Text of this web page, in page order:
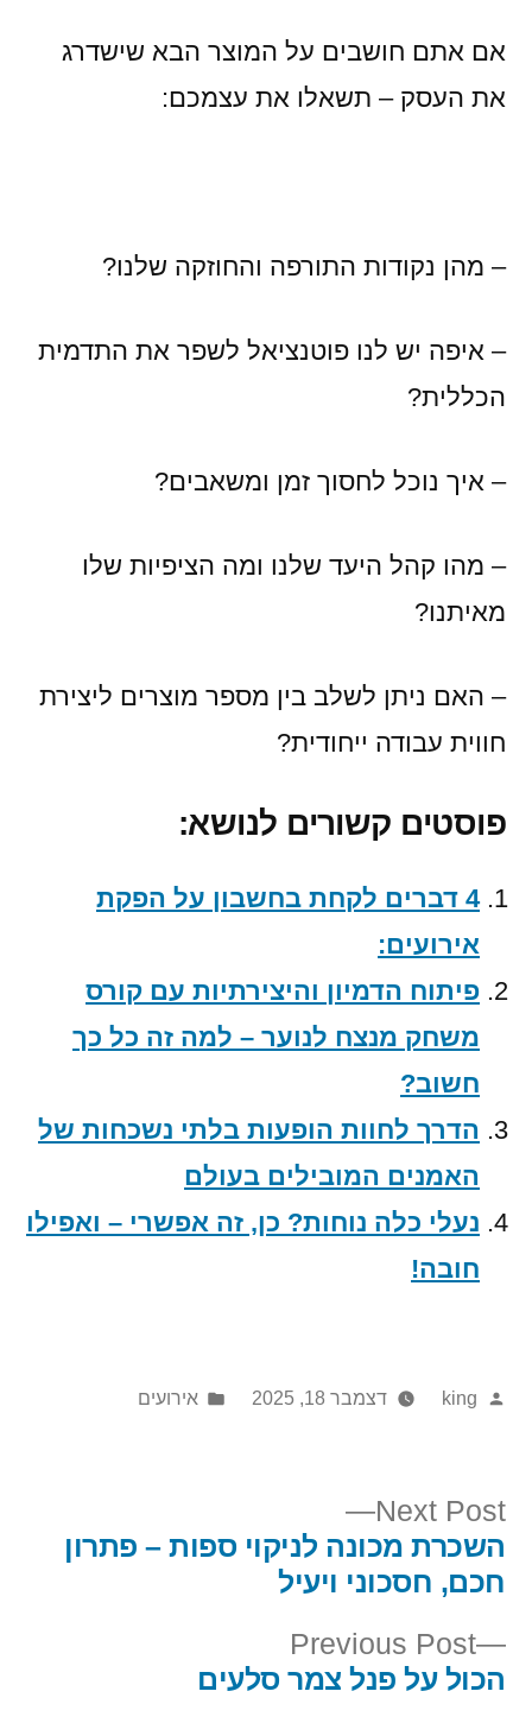
אם אתם חושבים על המוצר הבא שישדרג
את העסק – תשאלו את עצמכם:
– מהן נקודות התורפה והחוזקה שלנו?
– איפה יש לנו פוטנציאל לשפר את התדמית
הכללית?
– איך נוכל לחסוך זמן ומשאבים?
– מהו קהל היעד שלנו ומה הציפיות שלו
מאיתנו?
– האם ניתן לשלב בין מספר מוצרים ליצירת
חווית עבודה ייחודית?
פוסטים קשורים לנושא:
4 דברים לקחת בחשבון על הפקת
אירועים:
פיתוח הדמיון והיצירתיות עם קורס
משחק מנצח לנוער – למה זה כל כך
חשוב?
הדרך לחוות הופעות בלתי נשכחות של
האמנים המובילים בעולם
נעלי כלה נוחות? כן, זה אפשרי – ואפילו
חובה!
Posted
king דצמבר 18, 2025
Posted
אירועים
ניווט
Previous Post
post:
הכול על פנל צמר סלעים
Next Post
Next
post:
השכרת מכונה לניקוי ספות – פתרון
חכם, חסכוני ויעיל